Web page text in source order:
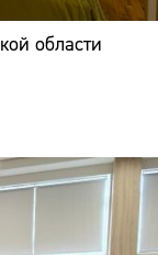
области